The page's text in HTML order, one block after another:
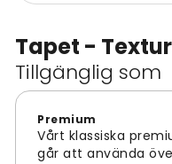
Tapet -
Tillgänglig som
Premium
Vårt klassiska
går att använda